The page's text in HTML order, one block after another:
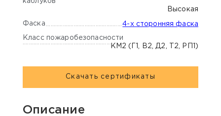
Высокая
Фаска 4-х сторонняя фаска
Класс пожаробезопасности
КМ2 (Г1, В2, Д2, Т2, РП1)
Скачать сертификаты
Описание